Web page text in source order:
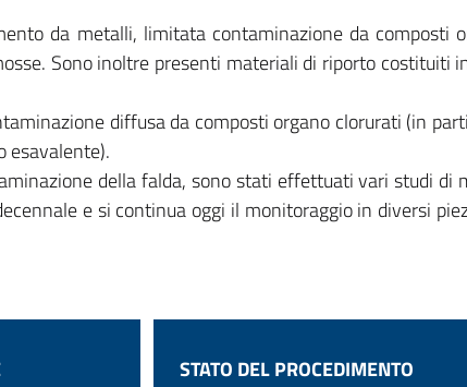
da metalli, limitata contaminazione da composti
Sono inoltre presenti materiali di riporto
diffusa da composti organo clorurati (in
esavalente).
della falda, sono stati effettuati vari studi
e si continua oggi il monitoraggio in diversi
STATO DEL PROCEDIMENTO